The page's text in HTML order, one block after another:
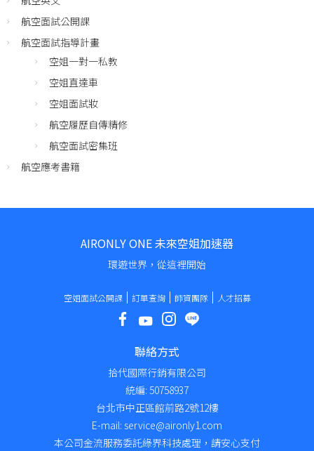
航空面試公開課
航空面試指導計畫
空姐一對一私教
空姐直達車
空姐面試妝
航空履歷自傳精修
航空面試密集班
航空應考書籍
AIRONLY ONE 未來空姐加速器
環遊世界，從這裡開始
空姐面試公開課 訂單查詢 師資團隊 人才招募
聯絡方式
拾代國際行銷有限公司
統編: 50758937
台北市中正區館前路2號12樓
E-mail: service@aironly1.com
本公司金流服務委託綠界科技處理，請安心支付